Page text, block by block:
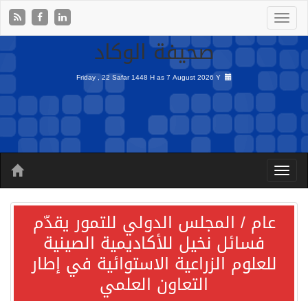
صحيفة الوكاد
Friday , 22 Safar 1448 H as7 August 2026 Y
عام / المجلس الدولي للتمور يقدّم
فسائل نخيل للأكاديمية الصينية
للعلوم الزراعية الاستوائية في إطار
التعاون العلمي